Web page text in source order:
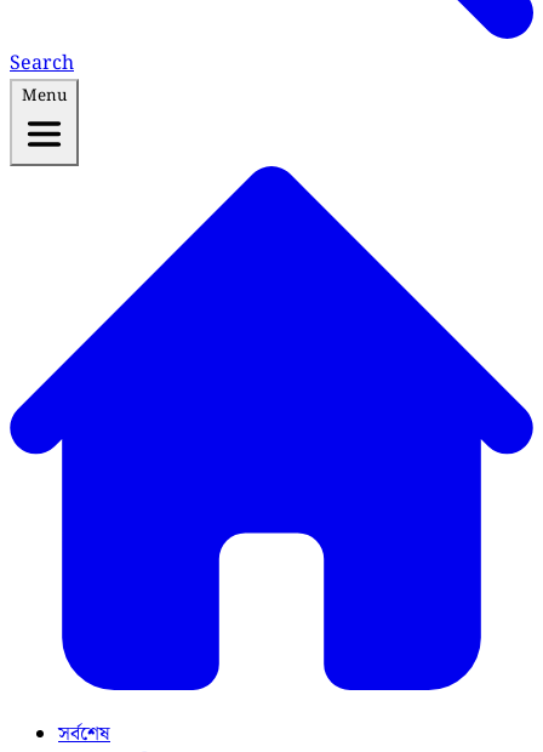
Search
Menu
সর্বশেষ